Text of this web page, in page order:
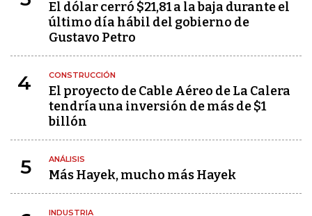
El dólar cerró $21,81 a la baja durante el
último día hábil del gobierno de
Gustavo Petro
4 CONSTRUCCIÓN
El proyecto de Cable Aéreo de La Calera
tendría una inversión de más de $1
billón
5 ANÁLISIS
Más Hayek, mucho más Hayek
INDUSTRIA